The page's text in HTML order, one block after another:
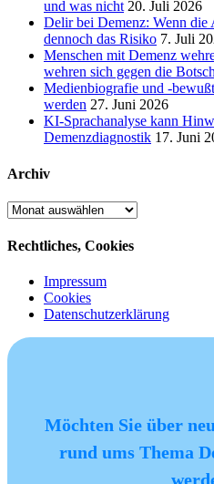
und was nicht 20. Juli 2026
Delir bei Demenz: Wenn die
dennoch das Risiko 7. Juli
Menschen mit Demenz
wehren sich gegen die
Medienbiografie und -
werden 27. Juni 2026
KI-Sprachanalyse kann
Demenzdiagnostik 17. Juni
Archiv
Archiv
Rechtliches, Cookies
Impressum
Cookies
Datenschutzerklärung
Möchten Sie über
rund ums Thema